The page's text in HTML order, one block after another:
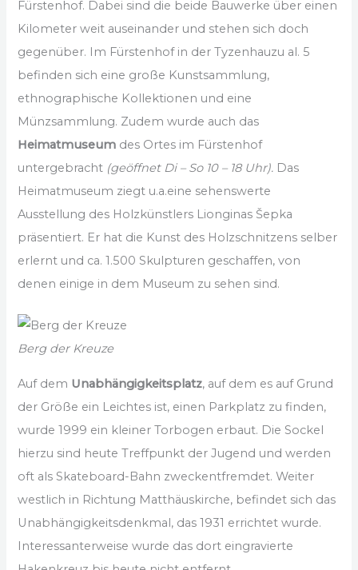
Fürstenhof. Dabei sind die beide Bauwerke über einen
Kilometer weit auseinander und stehen sich doch
gegenüber. Im Fürstenhof in der Tyzenhauzu al. 5
befinden sich eine große Kunstsammlung,
ethnographische Kollektionen und eine
Münzsammlung. Zudem wurde auch das
Heimatmuseum des Ortes im Fürstenhof
untergebracht (geöffnet Di – So 10 – 18 Uhr). Das
Heimatmuseum ziegt u.a.eine sehenswerte
Ausstellung des Holzkünstlers Lionginas Šepka
präsentiert. Er hat die Kunst des Holzschnitzens selber
erlernt und ca. 1.500 Skulpturen geschaffen, von
denen einige in dem Museum zu sehen sind.
Berg der Kreuze
Auf dem Unabhängigkeitsplatz, auf dem es auf Grund
der Größe ein Leichtes ist, einen Parkplatz zu finden,
wurde 1999 ein kleiner Torbogen erbaut. Die Sockel
hierzu sind heute Treffpunkt der Jugend und werden
oft als Skateboard-Bahn zweckentfremdet. Weiter
westlich in Richtung Matthäuskirche, befindet sich das
Unabhängigkeitsdenkmal, das 1931 errichtet wurde.
Interessanterweise wurde das dort eingravierte